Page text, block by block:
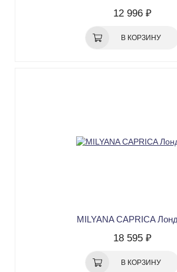
12 996 ₽
В КОРЗИНУ
MILYANA CAPRICA
18 595 ₽
В КОРЗИНУ